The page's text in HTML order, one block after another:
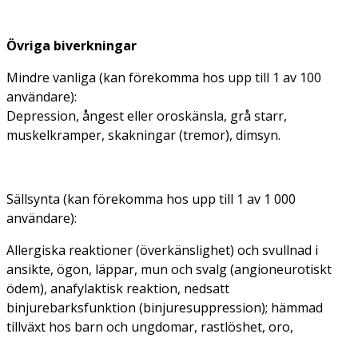
Övriga biverkningar
Mindre vanliga (kan förekomma hos upp till 1 av 100
användare):
Depression, ångest eller oroskänsla, grå starr,
muskelkramper, skakningar (tremor), dimsyn.
Sällsynta (kan förekomma hos upp till 1 av 1 000
användare):
Allergiska reaktioner (överkänslighet) och svullnad i
ansikte, ögon, läppar, mun och svalg (angioneurotiskt
ödem), anafylaktisk reaktion, nedsatt
binjurebarksfunktion (binjuresuppression); hämmad
tillväxt hos barn och ungdomar, rastlöshet, oro,